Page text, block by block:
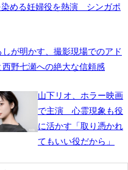
める妊婦役を熱演 シンガポ
しが明かす、撮影現場でのアド
西野七瀬への絶大な信頼感
山下リオ、ホラー映画
で主演 心霊現象も役
に活かす「取り憑かれ
てもいい役だから」